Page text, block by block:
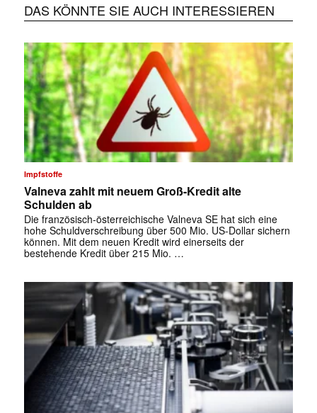
DAS KÖNNTE SIE AUCH INTERESSIEREN
Impfstoffe
Valneva zahlt mit neuem Groß-Kredit alte
Schulden ab
Die französisch-österreichische Valneva SE hat sich eine
hohe Schuldverschreibung über 500 Mio. US-Dollar sichern
können. Mit dem neuen Kredit wird einerseits der
bestehende Kredit über 215 Mio. …